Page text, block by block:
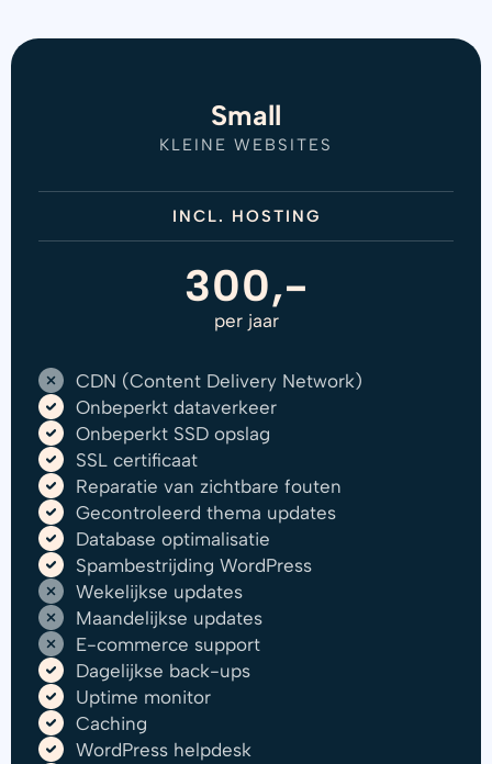
Small
KLEINE WEBSITES
INCL. HOSTING
300,-
per jaar
CDN (Content Delivery Network)
Onbeperkt dataverkeer
Onbeperkt SSD opslag
SSL certificaat
Reparatie van zichtbare fouten
Gecontroleerd thema updates
Database optimalisatie
Spambestrijding WordPress
Wekelijkse updates
Maandelijkse updates
E-commerce support
Dagelijkse back-ups
Uptime monitor
Caching
WordPress helpdesk